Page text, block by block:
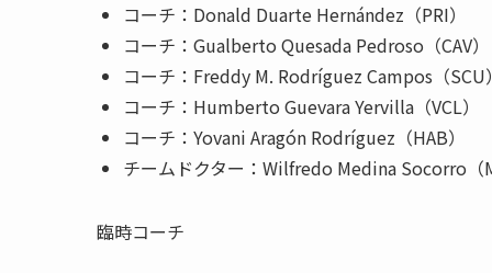
コーチ：Donald Duarte Hernández（PRI）
コーチ：Gualberto Quesada Pedroso（CAV）
コーチ：Freddy M. Rodríguez Campos（SCU）
コーチ：Humberto Guevara Yervilla（VCL）
コーチ：Yovani Aragón Rodríguez（HAB）
チームドクター：Wilfredo Medina Socorro（
臨時コーチ